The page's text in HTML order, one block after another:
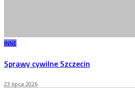
INNE
Sprawy cywilne Szczecin
23 lipca 2026